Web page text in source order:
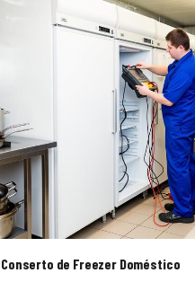
Conserto de Freezer Doméstico